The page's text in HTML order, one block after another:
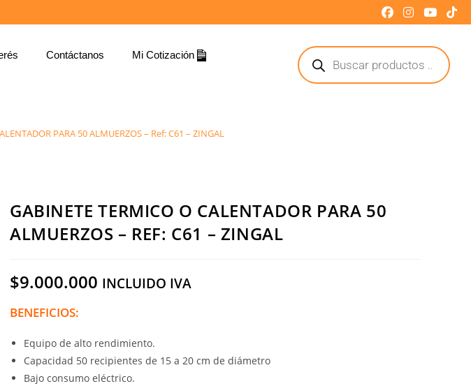
Contáctanos Mi Cotización
PARA 50 ALMUERZOS – Ref: C61 – ZINGAL
GABINETE TERMICO O CALENTADOR PARA 50
ALMUERZOS – REF: C61 – ZINGAL
$9.000.000 INCLUIDO IVA
BENEFICIOS:
Equipo de alto rendimiento.
Capacidad 50 recipientes de 15 a 20 cm de diámetro
Bajo consumo eléctrico.